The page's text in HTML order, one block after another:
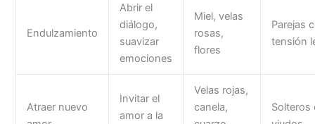
Endulzamiento
Abrir el
diálogo,
suavizar
emociones
Miel, velas
rosas,
flores
Parejas
tensión
Atraer nuevo
Invitar el
amor a la
Velas rojas,
canela,
Solteros